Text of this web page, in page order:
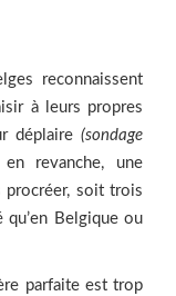
reconnaissent
à leurs propres
déplaire (sondage
revanche, une
procréer, soit trois
Belgique ou
parfaite est trop